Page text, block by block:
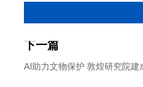
下一篇
AI助力文物保护 敦煌研究院建